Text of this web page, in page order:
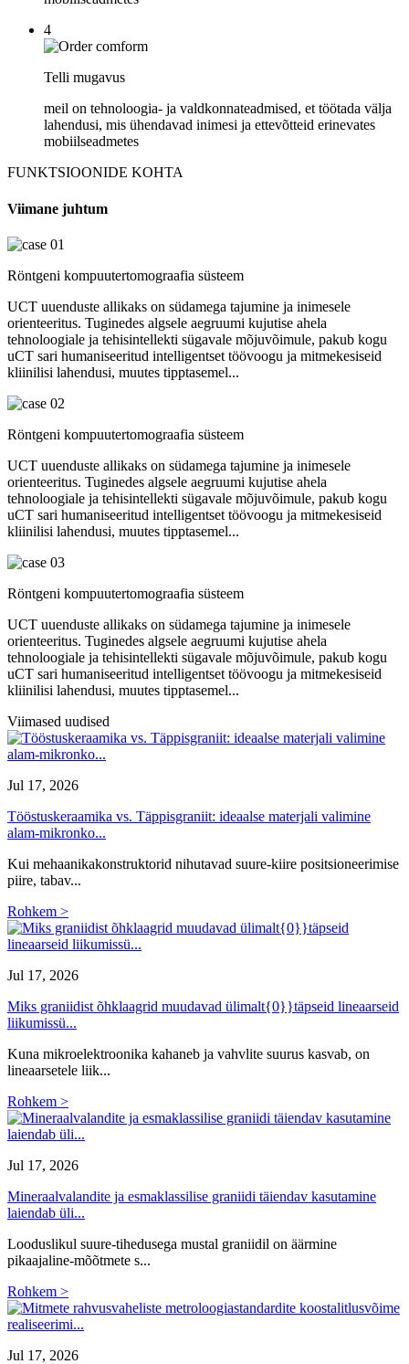
4
Telli mugavus
meil on tehnoloogia- ja valdkonnateadmised, et töötada välja
lahendusi, mis ühendavad inimesi ja ettevõtteid erinevates
mobiilseadmetes
FUNKTSIOONIDE KOHTA
Viimane juhtum
Röntgeni kompuutertomograafia süsteem
UCT uuenduste allikaks on südamega tajumine ja inimesele
orienteeritus. Tuginedes algsele aegruumi kujutise ahela
tehnoloogiale ja tehisintellekti sügavale mõjuvõimule, pakub kogu
uCT sari humaniseeritud intelligentset töövoogu ja mitmekesiseid
kliinilisi lahendusi, muutes tipptasemel...
Röntgeni kompuutertomograafia süsteem
UCT uuenduste allikaks on südamega tajumine ja inimesele
orienteeritus. Tuginedes algsele aegruumi kujutise ahela
tehnoloogiale ja tehisintellekti sügavale mõjuvõimule, pakub kogu
uCT sari humaniseeritud intelligentset töövoogu ja mitmekesiseid
kliinilisi lahendusi, muutes tipptasemel...
Röntgeni kompuutertomograafia süsteem
UCT uuenduste allikaks on südamega tajumine ja inimesele
orienteeritus. Tuginedes algsele aegruumi kujutise ahela
tehnoloogiale ja tehisintellekti sügavale mõjuvõimule, pakub kogu
uCT sari humaniseeritud intelligentset töövoogu ja mitmekesiseid
kliinilisi lahendusi, muutes tipptasemel...
Viimased uudised
Jul 17, 2026
Tööstuskeraamika vs. Täppisgraniit: ideaalse materjali valimine
alam-mikronko...
Kui mehaanikakonstruktorid nihutavad suure-kiire positsioneerimise
piire, tabav...
Rohkem >
Jul 17, 2026
Miks graniidist õhklaagrid muudavad ülimalt{0}}täpseid lineaarseid
liikumissü...
Kuna mikroelektroonika kahaneb ja vahvlite suurus kasvab, on
lineaarsetele liik...
Rohkem >
Jul 17, 2026
Mineraalvalandite ja esmaklassilise graniidi täiendav kasutamine
laiendab üli...
Looduslikul suure-tihedusega mustal graniidil on äärmine
pikaajaline-mõõtmete s...
Rohkem >
Jul 17, 2026